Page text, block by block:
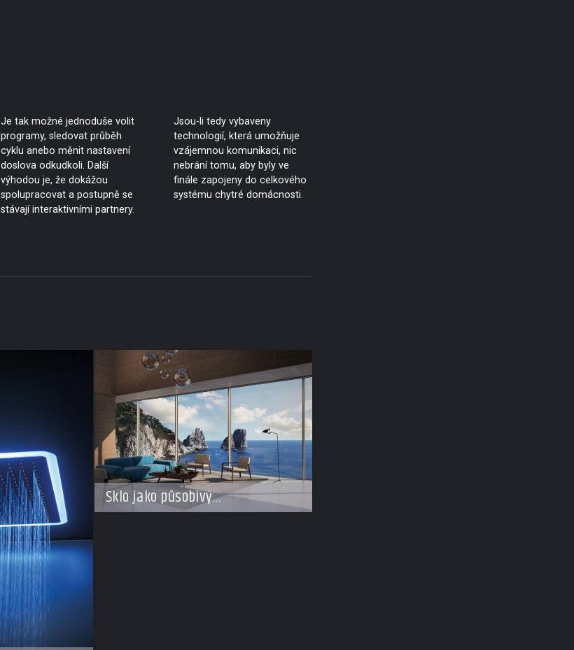
Je tak možné jednoduše volit
programy, sledovat průběh
cyklu anebo měnit nastavení
doslova odkudkoli. Další
výhodou je, že dokážou
spolupracovat a postupně se
stávají interaktivními partnery.
Jsou-li tedy vybaveny
technologií, která umožňuje
vzájemnou komunikaci, nic
nebrání tomu, aby byly ve
finále zapojeny do celkového
systému chytré domácnosti.
Sklo jako působivý
architektonický materiál